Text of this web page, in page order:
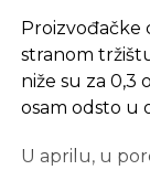
Proizvođačke
stranom
niže su za 0,3
osam odsto u
U aprilu, u